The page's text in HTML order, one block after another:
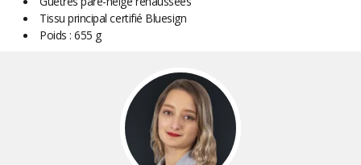
Tissu principal certifié Bluesign
Poids : 655 g